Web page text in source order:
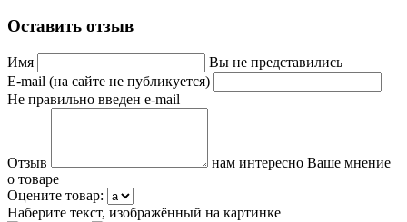
Оставить отзыв
Имя
Вы не представились
E-mail (на сайте не публикуется)
Не правильно введен e-mail
Отзыв
нам интересно Ваше мнение
о товаре
Оцените товар:
Наберите текст, изображённый на картинке